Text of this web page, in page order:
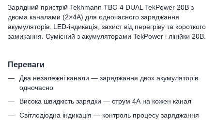
Зарядний пристрій Tekhmann TBC-4 DUAL TekPower 20В з
двома каналами (2×4А) для одночасного заряджання
акумуляторів. LED-індикація, захист від перегріву та короткого
замикання. Сумісний з акумуляторами TekPower і лінійки 20В.
Переваги
Два незалежні канали — заряджання двох акумуляторів
одночасно
Висока швидкість зарядки — струм 4А на кожен канал
Світлодіодна індикація — контроль процесу заряджання